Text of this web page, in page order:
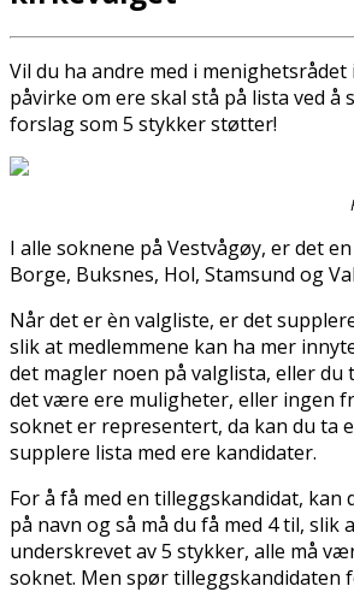
Vil du ha andre med i
påvirke om flere skal stå på lista ved å
forslag som 5 stykker støtter!
I alle soknene på Vestvågøy, er det
Borge, Buksnes, Hol, Stamsund og
Når det er èn valgliste, er det
slik at medlemmene kan ha mer
det magler noen på valglista, eller
det være flere muligheter, eller ingen
soknet er representert, da kan du ta
supplere lista med flere kandidater.
For å få med en tilleggskandidat, kan
på navn og så må du få med 4 til, slik
underskrevet av 5 stykker, alle må
soknet. Men spør tilleggskandidaten